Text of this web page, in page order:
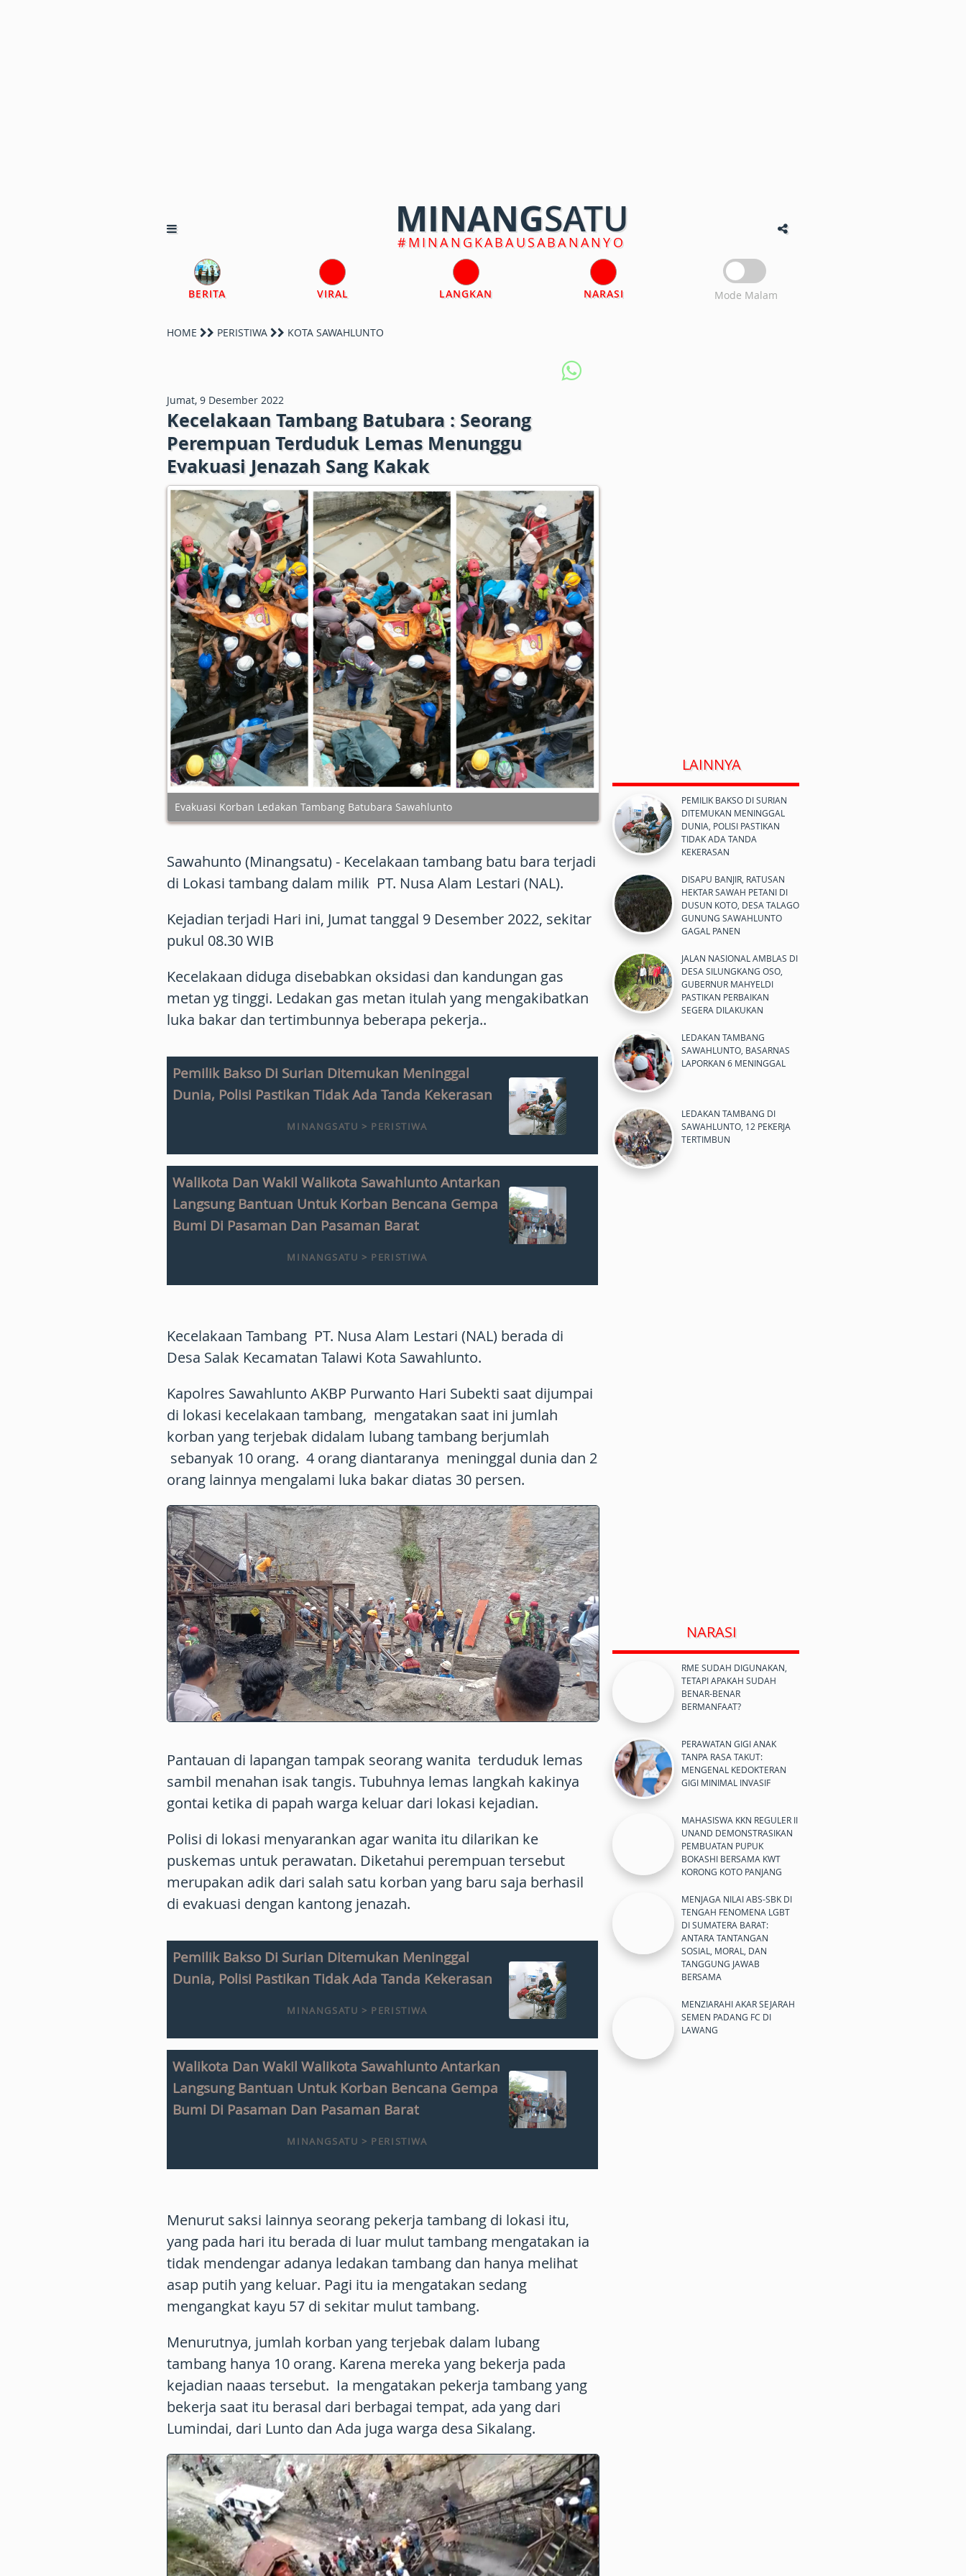
MINANGSATU
#MINANGKABAUSABANANYO
BERITA VIRAL LANGKAN NARASI Mode Malam
HOME PERISTIWA KOTA SAWAHLUNTO
Jumat, 9 Desember 2022
Kecelakaan Tambang Batubara : Seorang
Perempuan Terduduk Lemas Menunggu
Evakuasi Jenazah Sang Kakak
Evakuasi Korban Ledakan Tambang Batubara Sawahlunto
Sawahunto (Minangsatu) - Kecelakaan tambang batu bara terjadi
di Lokasi tambang dalam milik PT. Nusa Alam Lestari (NAL).
Kejadian terjadi Hari ini, Jumat tanggal 9 Desember 2022, sekitar
pukul 08.30 WIB
Kecelakaan diduga disebabkan oksidasi dan kandungan gas
metan yg tinggi. Ledakan gas metan itulah yang mengakibatkan
luka bakar dan tertimbunnya beberapa pekerja..
Pemilik Bakso Di Surian Ditemukan Meninggal
Dunia, Polisi Pastikan Tidak Ada Tanda Kekerasan
MINANGSATU > PERISTIWA
Walikota Dan Wakil Walikota Sawahlunto Antarkan
Langsung Bantuan Untuk Korban Bencana Gempa
Bumi Di Pasaman Dan Pasaman Barat
MINANGSATU > PERISTIWA
Kecelakaan Tambang PT. Nusa Alam Lestari (NAL) berada di
Desa Salak Kecamatan Talawi Kota Sawahlunto.
Kapolres Sawahlunto AKBP Purwanto Hari Subekti saat dijumpai
di lokasi kecelakaan tambang, mengatakan saat ini jumlah
korban yang terjebak didalam lubang tambang berjumlah
sebanyak 10 orang. 4 orang diantaranya meninggal dunia dan 2
orang lainnya mengalami luka bakar diatas 30 persen.
Pantauan di lapangan tampak seorang wanita terduduk lemas
sambil menahan isak tangis. Tubuhnya lemas langkah kakinya
gontai ketika di papah warga keluar dari lokasi kejadian.
Polisi di lokasi menyarankan agar wanita itu dilarikan ke
puskemas untuk perawatan. Diketahui perempuan tersebut
merupakan adik dari salah satu korban yang baru saja berhasil
di evakuasi dengan kantong jenazah.
Pemilik Bakso Di Surian Ditemukan Meninggal
Dunia, Polisi Pastikan Tidak Ada Tanda Kekerasan
MINANGSATU > PERISTIWA
Walikota Dan Wakil Walikota Sawahlunto Antarkan
Langsung Bantuan Untuk Korban Bencana Gempa
Bumi Di Pasaman Dan Pasaman Barat
MINANGSATU > PERISTIWA
Menurut saksi lainnya seorang pekerja tambang di lokasi itu,
yang pada hari itu berada di luar mulut tambang mengatakan ia
tidak mendengar adanya ledakan tambang dan hanya melihat
asap putih yang keluar. Pagi itu ia mengatakan sedang
mengangkat kayu 57 di sekitar mulut tambang.
Menurutnya, jumlah korban yang terjebak dalam lubang
tambang hanya 10 orang. Karena mereka yang bekerja pada
kejadian naaas tersebut. Ia mengatakan pekerja tambang yang
bekerja saat itu berasal dari berbagai tempat, ada yang dari
Lumindai, dari Lunto dan Ada juga warga desa Sikalang.
LAINNYA
PEMILIK BAKSO DI SURIAN
DITEMUKAN MENINGGAL
DUNIA, POLISI PASTIKAN
TIDAK ADA TANDA
KEKERASAN
DISAPU BANJIR, RATUSAN
HEKTAR SAWAH PETANI DI
DUSUN KOTO, DESA TALAGO
GUNUNG SAWAHLUNTO
GAGAL PANEN
JALAN NASIONAL AMBLAS DI
DESA SILUNGKANG OSO,
GUBERNUR MAHYELDI
PASTIKAN PERBAIKAN
SEGERA DILAKUKAN
LEDAKAN TAMBANG
SAWAHLUNTO, BASARNAS
LAPORKAN 6 MENINGGAL
LEDAKAN TAMBANG DI
SAWAHLUNTO, 12 PEKERJA
TERTIMBUN
NARASI
RME SUDAH DIGUNAKAN,
TETAPI APAKAH SUDAH
BENAR-BENAR
BERMANFAAT?
PERAWATAN GIGI ANAK
TANPA RASA TAKUT:
MENGENAL KEDOKTERAN
GIGI MINIMAL INVASIF
MAHASISWA KKN REGULER II
UNAND DEMONSTRASIKAN
PEMBUATAN PUPUK
BOKASHI BERSAMA KWT
KORONG KOTO PANJANG
MENJAGA NILAI ABS-SBK DI
TENGAH FENOMENA LGBT
DI SUMATERA BARAT:
ANTARA TANTANGAN
SOSIAL, MORAL, DAN
TANGGUNG JAWAB
BERSAMA
MENZIARAHI AKAR SEJARAH
SEMEN PADANG FC DI
LAWANG